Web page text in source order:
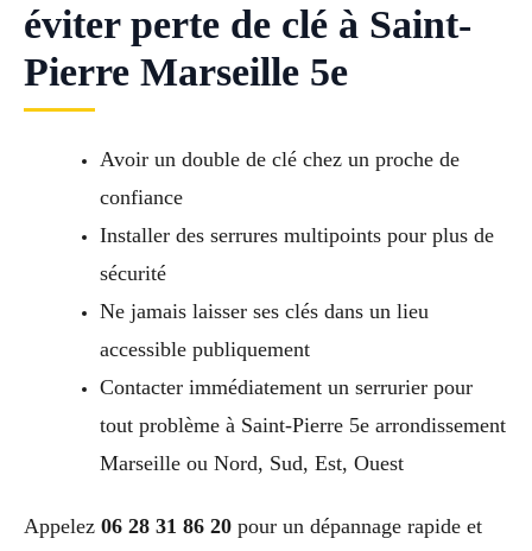
éviter perte de clé à Saint-
Pierre Marseille 5e
Avoir un double de clé chez un proche de
confiance
Installer des serrures multipoints pour plus de
sécurité
Ne jamais laisser ses clés dans un lieu
accessible publiquement
Contacter immédiatement un serrurier pour
tout problème à Saint-Pierre 5e arrondissement
Marseille ou Nord, Sud, Est, Ouest
Appelez 06 28 31 86 20 pour un dépannage rapide et